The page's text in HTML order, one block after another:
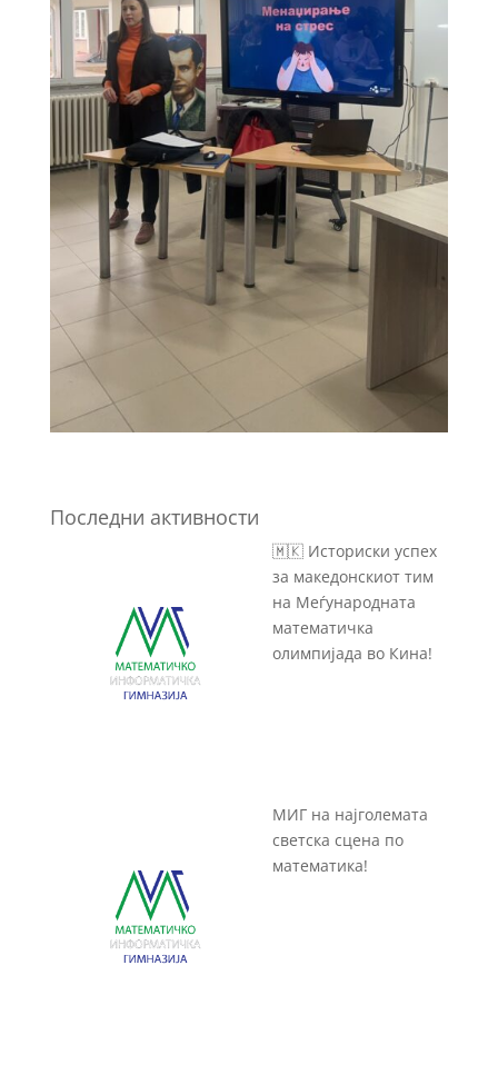
Последни активности
🇲🇰 Историски успех
за македонскиот тим
на Меѓународната
математичка
олимпијада во Кина!
МИГ на најголемата
светска сцена по
математика!